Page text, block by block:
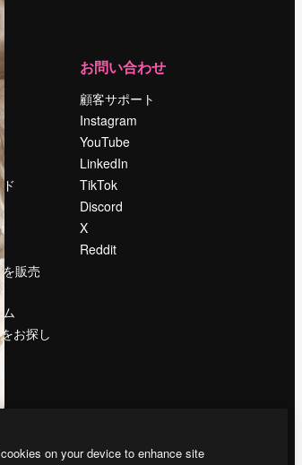
販売
お探し
お問い合わせ
顧客サポート
Instagram
YouTube
LinkedIn
TikTok
Discord
X
Reddit
on your device to enhance site